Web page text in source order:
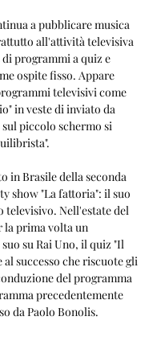
a pubblicare musica
all'attività televisiva
programmi a quiz e
ospite fisso. Appare
televisivi come
in veste di inviato da
piccolo schermo si
in Brasile della seconda
show "La fattoria": il suo
Nell'estate del
la prima volta un
su Rai Uno, il quiz "Il
al successo che riscuote gli
del programma
precedentemente
da Paolo Bonolis.